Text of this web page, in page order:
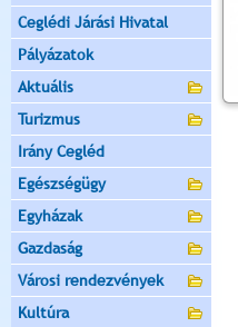
Ceglédi Járási Hivatal
Pályázatok
Aktuális
Turizmus
Irány Cegléd
Egészségügy
Egyházak
Gazdaság
Városi rendezvények
Kultúra